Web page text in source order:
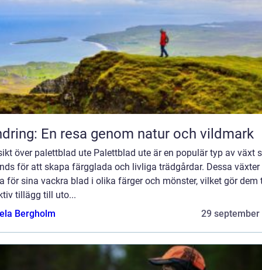
En resa genom natur och vildmark
över palettblad ute Palettblad ute är en populär typ av växt
för att skapa färgglada och livliga trädgårdar. Dessa växter
för sina vackra blad i olika färger och mönster, vilket gör dem
tillägg till uto...
Bergholm
29 september